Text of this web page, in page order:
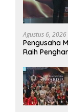
Agustus 6, 2026
Pengusaha
Raih